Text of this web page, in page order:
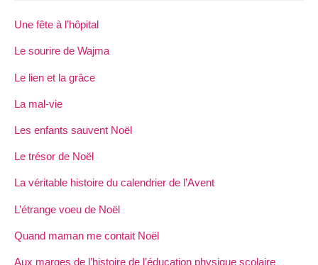
Une fête à l’hôpital
Le sourire de Wajma
Le lien et la grâce
La mal-vie
Les enfants sauvent Noël
Le trésor de Noël
La véritable histoire du calendrier de l’Avent
L’étrange voeu de Noël
Quand maman me contait Noël
Aux marges de l’histoire de l’éducation physique scolaire